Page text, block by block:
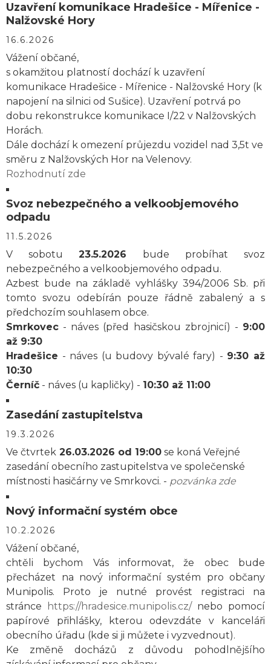
Uzavření komunikace Hradešice - Mířenice -
Nalžovské Hory
16.6.2026
Vážení občané,
s okamžitou platností dochází k uzavření
komunikace Hradešice - Mířenice - Nalžovské Hory (k
napojení na silnici od Sušice). Uzavření potrvá po
dobu rekonstrukce komunikace I/22 v Nalžovských
Horách.
Dále dochází k omezení průjezdu vozidel nad 3,5t ve
směru z Nalžovských Hor na Velenovy.
Rozhodnutí zde
Svoz nebezpečného a velkoobjemového
odpadu
11.5.2026
V sobotu23.5.2026 bude probíhat svoz
nebezpečného a velkoobjemového odpadu.
Azbest bude na základě vyhlášky 394/2006 Sb. při
tomto svozu odebírán pouze řádně zabalený a s
předchozím souhlasem obce.
Smrkovec - náves (před hasičskou zbrojnicí) - 9:00
až 9:30
Hradešice - náves (u budovy bývalé fary) - 9:30 až
10:30
Černíč - náves (u kapličky) - 10:30 až 11:00
Zasedání zastupitelstva
19.3.2026
Ve čtvrtek 26.03.2026 od 19:00 se koná Veřejné
zasedání obecního zastupitelstva ve společenské
místnosti hasičárny ve Smrkovci. - pozvánka zde
Nový informační systém obce
10.2.2026
Vážení občané,
chtěli bychom Vás informovat, že obec bude
přecházet na nový informační systém pro občany
Munipolis. Proto je nutné provést registraci na
stránce
https://hradesice.munipolis.cz/nebo pomocí
papírové přihlášky, kterou odevzdáte v kanceláři
obecního úřadu (kde si ji můžete i vyzvednout).
Ke změně docházů z důvodu pohodlnějšího